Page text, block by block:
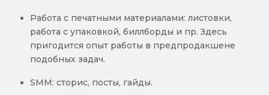
Работа с печатными материалами: листовки,
работа с упаковкой, биллборды и пр. Здесь
пригодится опыт работы в предпродакшене
подобных задач.
SMM: сторис, посты, гайды.